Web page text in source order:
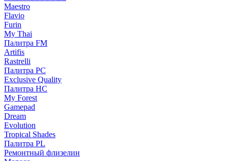
Maestro
Flavio
Furin
My Thai
Палитра FM
Artifis
Rastrelli
Палитра PC
Exclusive Quality
Палитра HС
My Forest
Gamepad
Dream
Evolution
Tropical Shades
Палитра PL
Ремонтный флизелин